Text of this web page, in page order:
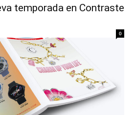
temporada en Contraste
0